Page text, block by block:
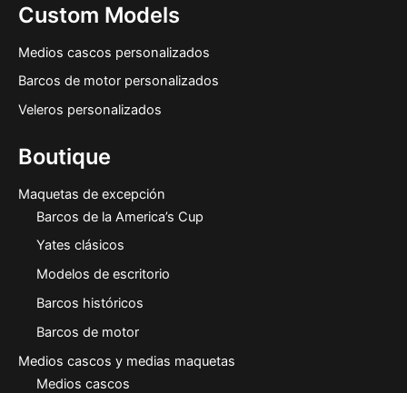
Custom Models
Medios cascos personalizados
Barcos de motor personalizados
Veleros personalizados
Boutique
Maquetas de excepción
Barcos de la America’s Cup
Yates clásicos
Modelos de escritorio
Barcos históricos
Barcos de motor
Medios cascos y medias maquetas
Medios cascos